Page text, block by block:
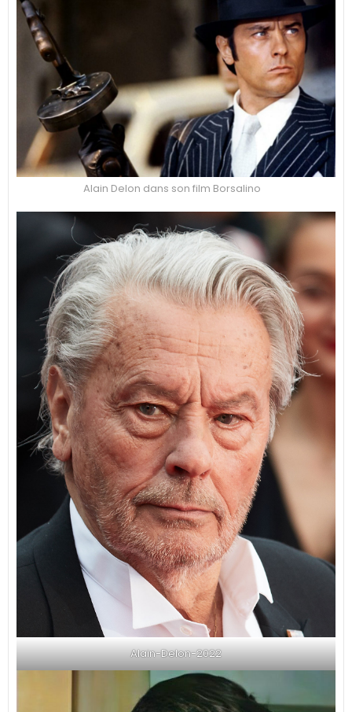
Alain Delon dans son film Borsalino
Alain-Delon-2022